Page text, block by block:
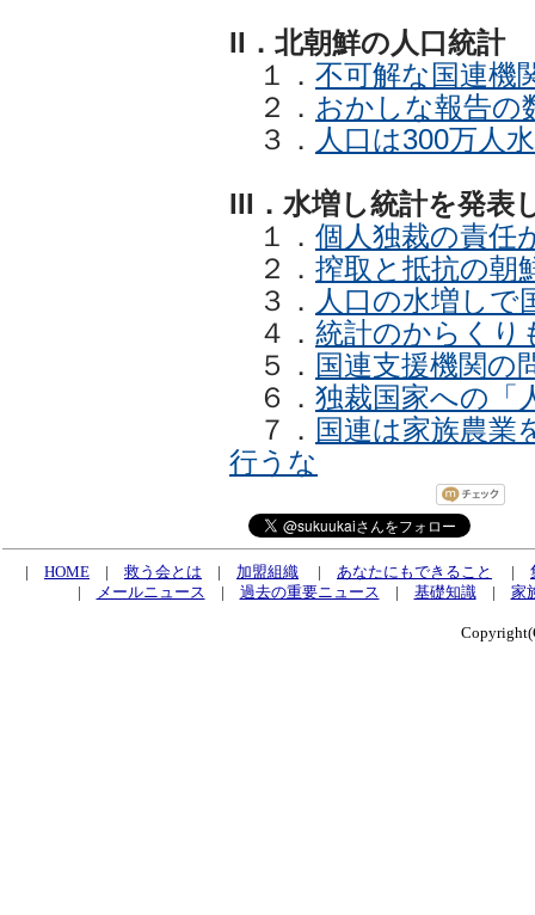
II．北朝鮮の人口統計
１． 不可解な国連機
２． おかしな報告の
３． 人口は300万人
III．水増し統計を発表
１． 個人独裁の責任
２． 搾取と抵抗の朝
３． 人口の水増しで
４． 統計のからくり
５． 国連支援機関の
６． 独裁国家への「
７． 国連は家族農業
行うな
| HOME | 救う会とは | 加盟組織 | あなたにもできること |
|
メールニュース | 過去の重要ニュース | 基礎知識| 家